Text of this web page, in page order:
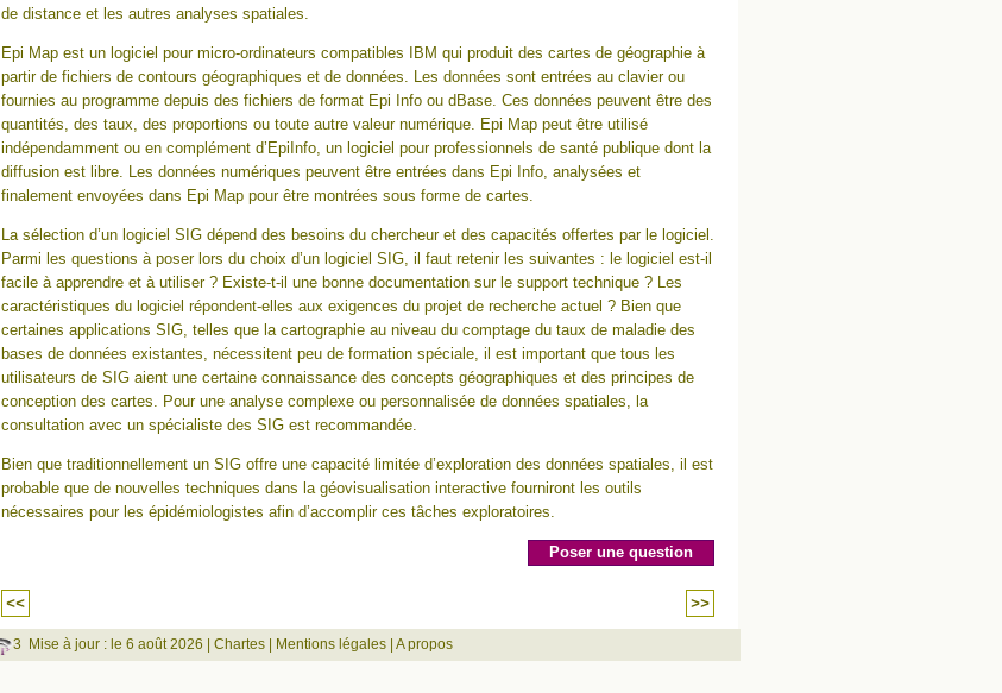
de distance et les autres analyses spatiales.
Epi Map est un logiciel pour micro-ordinateurs compatibles IBM qui produit des cartes de géographie à
partir de fichiers de contours géographiques et de données. Les données sont entrées au clavier ou
fournies au programme depuis des fichiers de format Epi Info ou dBase. Ces données peuvent être des
quantités, des taux, des proportions ou toute autre valeur numérique. Epi Map peut être utilisé
indépendamment ou en complément d’EpiInfo, un logiciel pour professionnels de santé publique dont la
diffusion est libre. Les données numériques peuvent être entrées dans Epi Info, analysées et
finalement envoyées dans Epi Map pour être montrées sous forme de cartes.
La sélection d’un logiciel SIG dépend des besoins du chercheur et des capacités offertes par le logiciel.
Parmi les questions à poser lors du choix d’un logiciel SIG, il faut retenir les suivantes : le logiciel est-il
facile à apprendre et à utiliser ? Existe-t-il une bonne documentation sur le support technique ? Les
caractéristiques du logiciel répondent-elles aux exigences du projet de recherche actuel ? Bien que
certaines applications SIG, telles que la cartographie au niveau du comptage du taux de maladie des
bases de données existantes, nécessitent peu de formation spéciale, il est important que tous les
utilisateurs de SIG aient une certaine connaissance des concepts géographiques et des principes de
conception des cartes. Pour une analyse complexe ou personnalisée de données spatiales, la
consultation avec un spécialiste des SIG est recommandée.
Bien que traditionnellement un SIG offre une capacité limitée d’exploration des données spatiales, il est
probable que de nouvelles techniques dans la géovisualisation interactive fourniront les outils
nécessaires pour les épidémiologistes afin d’accomplir ces tâches exploratoires.
Poser une question
<< >>
3 Mise à jour : le 6 août 2026 | Chartes | Mentions légales | A propos